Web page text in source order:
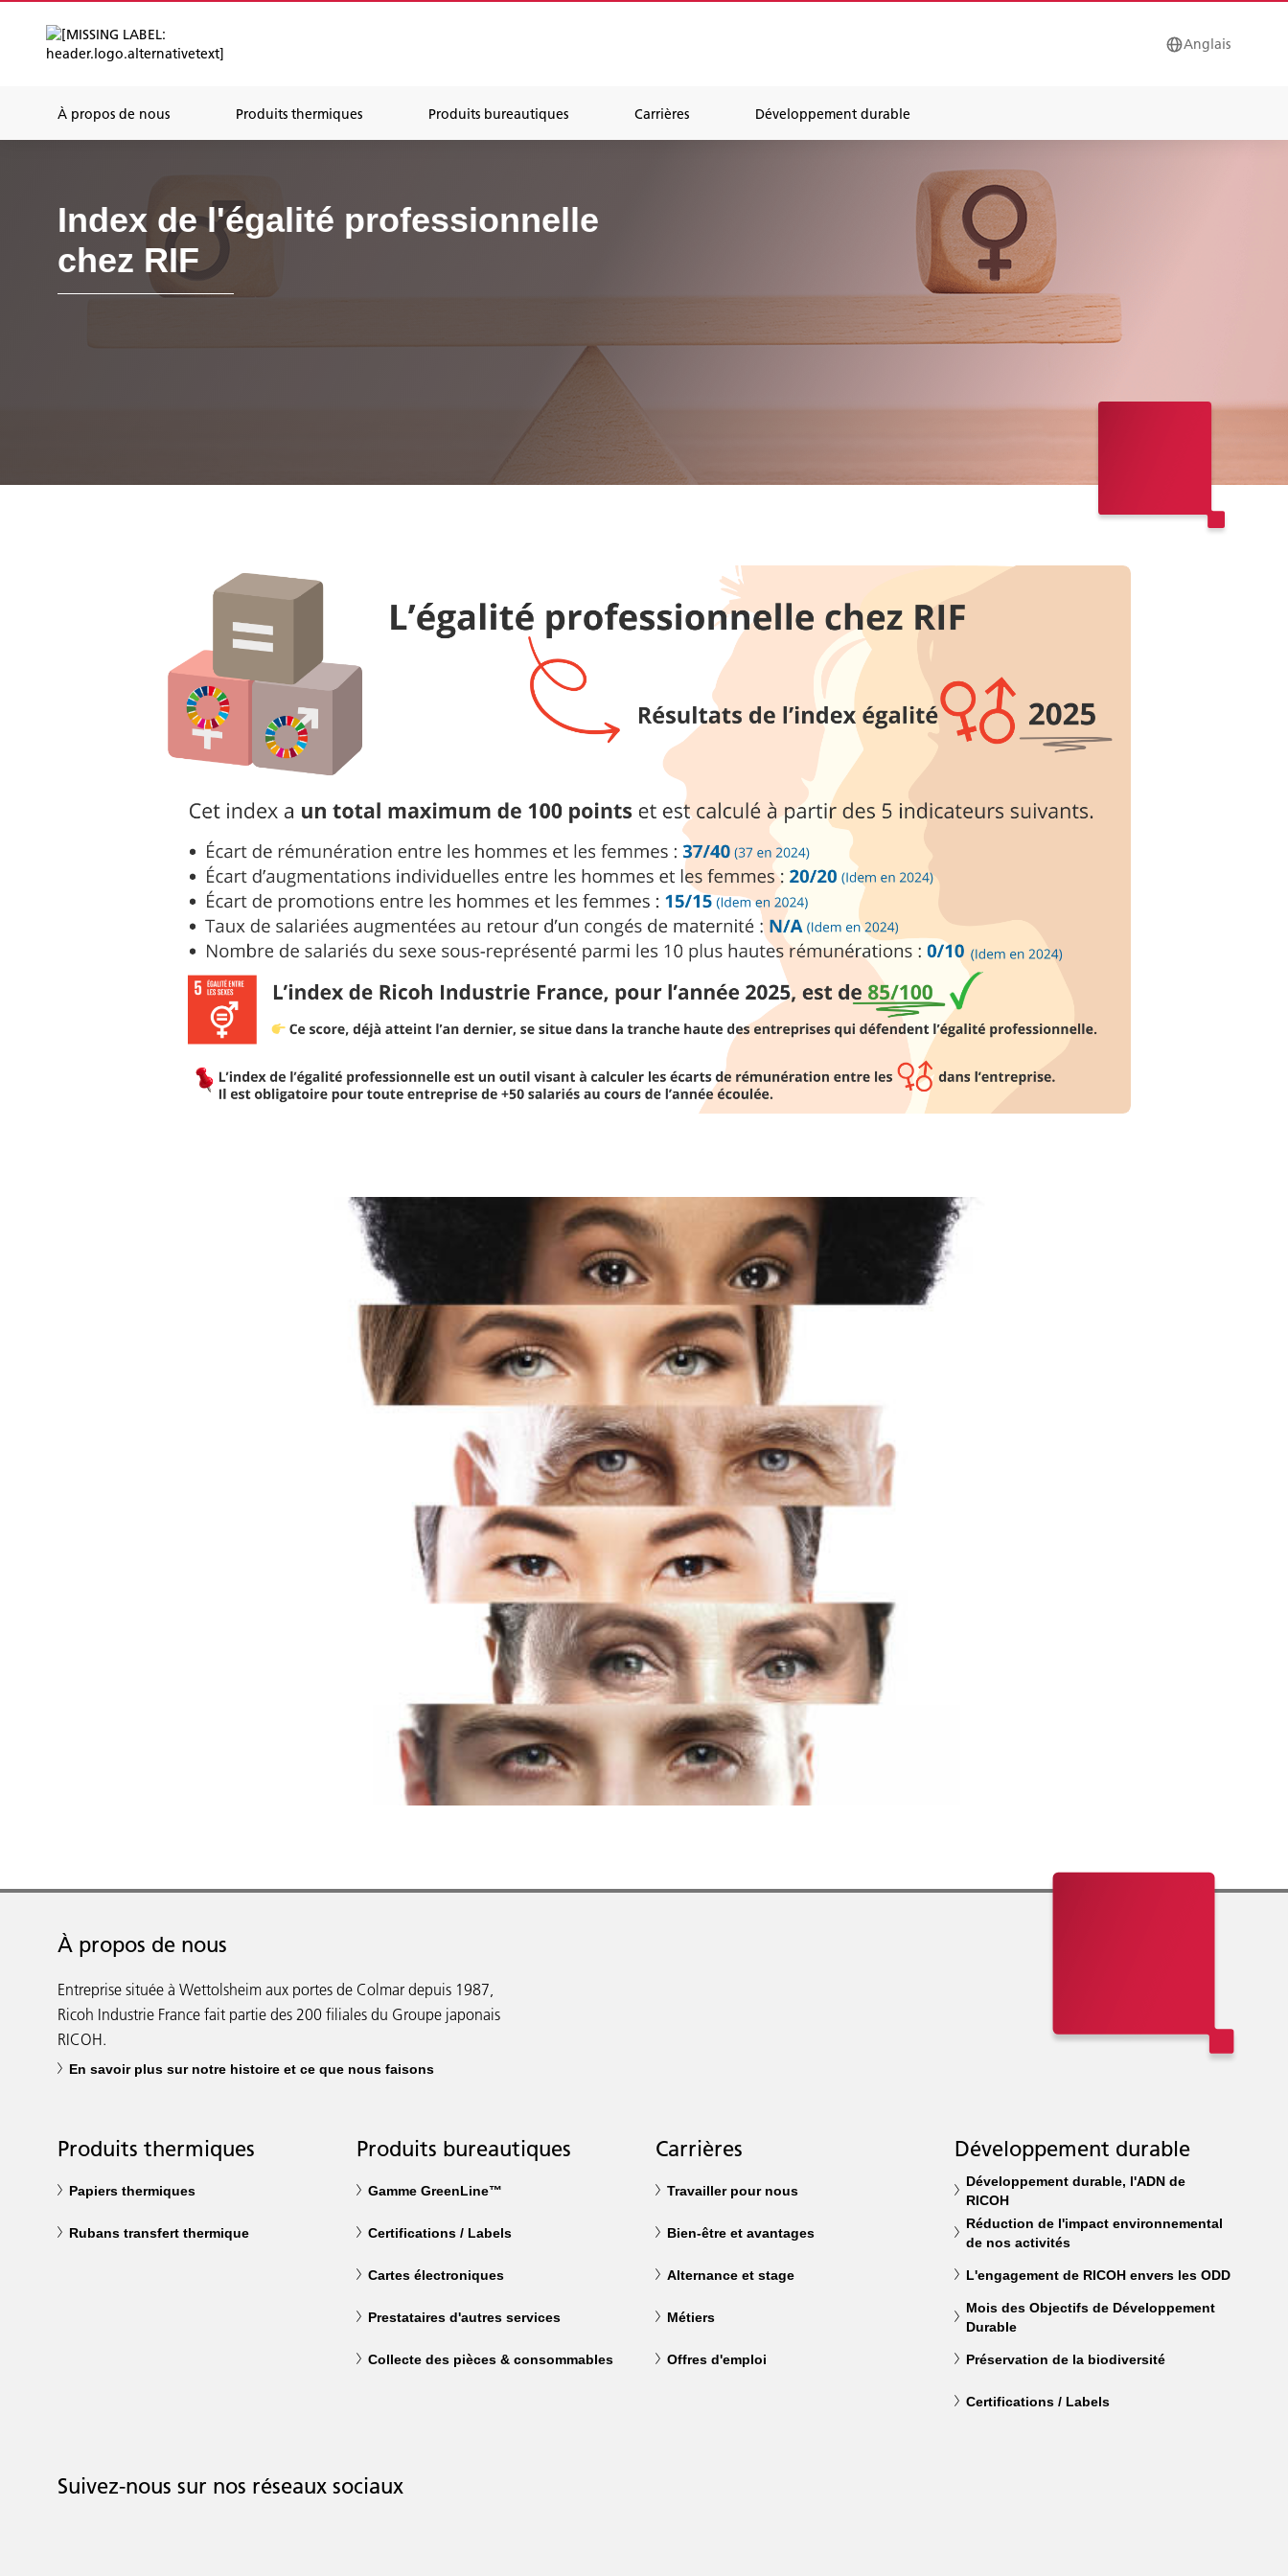
Anglais
À propos de nous Produits thermiques Produits bureautiques Carrières Développement durable
Index de l'égalité professionnelle
chez RIF
À propos de nous
Entreprise située à Wettolsheim aux portes de Colmar depuis 1987,
Ricoh Industrie France fait partie des 200 filiales du Groupe japonais
RICOH.
En savoir plus sur notre histoire et ce que nous faisons
Produits thermiques
Papiers thermiques
Rubans transfert thermique
Produits bureautiques
Gamme GreenLine™
Certifications / Labels
Cartes électroniques
Prestataires d'autres services
Collecte des pièces & consommables
Carrières
Travailler pour nous
Bien-être et avantages
Alternance et stage
Métiers
Offres d'emploi
Développement durable
Développement durable, l'ADN de
RICOH
Réduction de l'impact environnemental
de nos activités
L'engagement de RICOH envers les ODD
Mois des Objectifs de Développement
Durable
Préservation de la biodiversité
Certifications / Labels
Suivez-nous sur nos réseaux sociaux